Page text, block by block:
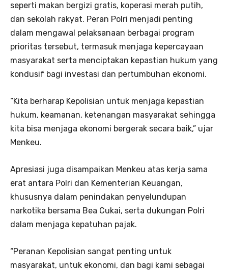
seperti makan bergizi gratis, koperasi merah putih,
dan sekolah rakyat. Peran Polri menjadi penting
dalam mengawal pelaksanaan berbagai program
prioritas tersebut, termasuk menjaga kepercayaan
masyarakat serta menciptakan kepastian hukum yang
kondusif bagi investasi dan pertumbuhan ekonomi.
“Kita berharap Kepolisian untuk menjaga kepastian
hukum, keamanan, ketenangan masyarakat sehingga
kita bisa menjaga ekonomi bergerak secara baik,” ujar
Menkeu.
Apresiasi juga disampaikan Menkeu atas kerja sama
erat antara Polri dan Kementerian Keuangan,
khususnya dalam penindakan penyelundupan
narkotika bersama Bea Cukai, serta dukungan Polri
dalam menjaga kepatuhan pajak.
“Peranan Kepolisian sangat penting untuk
masyarakat, untuk ekonomi, dan bagi kami sebagai